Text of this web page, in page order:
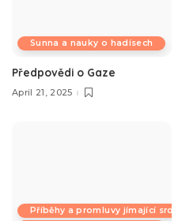
Sunna a nauky o hadísech
Předpovědi o Gaze
April 21, 2025
Příběhy a promluvy jímající srdce